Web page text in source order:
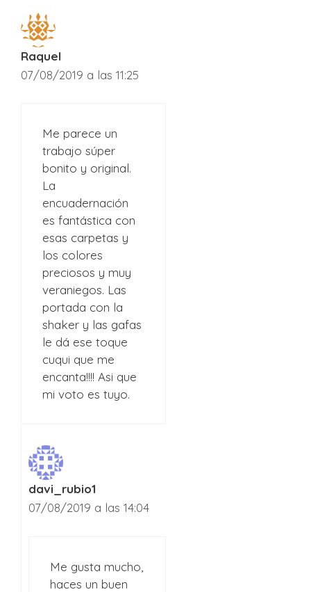
Raquel
07/08/2019 a las 11:25
Me parece un
trabajo súper
bonito y original.
La
encuadernación
es fantástica con
esas carpetas y
los colores
preciosos y muy
veraniegos. Las
portada con la
shaker y las gafas
le dá ese toque
cuqui que me
encanta!!!! Asi que
mi voto es tuyo.
davi_rubio1
07/08/2019 a las 14:04
Me gusta mucho,
haces un buen